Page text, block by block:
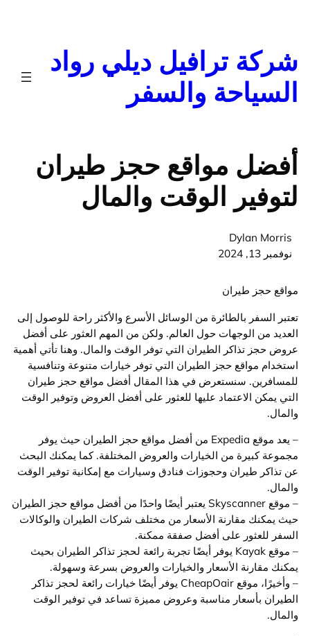
شركة ترافيل ديلي رواد
السياحة والسفر
أفضل مواقع حجز طيران
لتوفير الوقت والمال
Dylan Morris
نوفمبر 13, 2024
مواقع حجز طيران
تعتبر السفر بالطائرة من الوسائل الأسرع والأكثر راحة للوصول إلى
العديد من الوجهات حول العالم. ولكن من المهم العثور على أفضل
عروض حجز تذاكر الطيران التي توفر الوقت والمال. وهنا تأتي أهمية
استخدام مواقع حجز الطيران التي توفر خيارات متنوعة وتنافسية
للمسافرين. سنستعرض في هذا المقال أفضل مواقع حجز طيران
التي يمكن الاعتماد عليها للعثور على أفضل العروض وتوفير الوقت
والمال.
– يعد موقع Expedia من أفضل مواقع حجز الطيران حيث يوفر
مجموعة كبيرة من الخيارات والعروض المختلفة. كما يمكنك البحث
عن تذاكر طيران وحجوزات فنادق وسيارات مع إمكانية توفير الوقت
والمال.
– موقع Skyscanner يعتبر أيضًا واحدًا من أفضل مواقع حجز الطيران
حيث يمكنك مقارنة الأسعار من مختلف شركات الطيران والوكالات
السفر للعثور على أفضل صفقة ممكنة.
– موقع Kayak يوفر أيضًا تجربة رائعة لحجز تذاكر الطيران بحيث
يمكنك مقارنة الأسعار والخيارات والعروض بسرعة وسهولة.
– وأخيرًا، موقع CheapOair يوفر أيضًا خيارات رائعة لحجز تذاكر
الطيران بأسعار مناسبة وعروض مميزة تساعد في توفير الوقت
والمال.